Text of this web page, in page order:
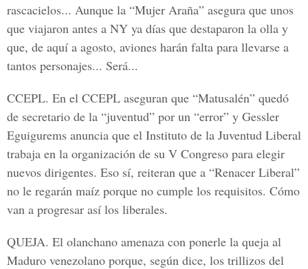
rascacielos... Aunque la “Mujer Araña” asegura que unos
que viajaron antes a NY ya días que destaparon la olla y
que, de aquí a agosto, aviones harán falta para llevarse a
tantos personajes... Será...
CCEPL. En el CCEPL aseguran que “Matusalén” quedó
de secretario de la “juventud” por un “error” y Gessler
Eguigurems anuncia que el Instituto de la Juventud Liberal
trabaja en la organización de su V Congreso para elegir
nuevos dirigentes. Eso sí, reiteran que a “Renacer Liberal”
no le regarán maíz porque no cumple los requisitos. Cómo
van a progresar así los liberales.
QUEJA. El olanchano amenaza con ponerle la queja al
Maduro venezolano porque, según dice, los trillizos del